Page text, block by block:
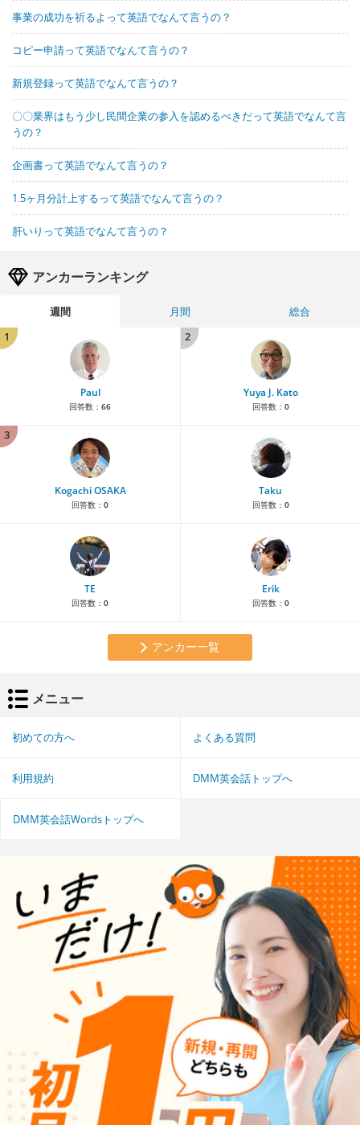
事業の成功を祈るよって英語でなんて言うの？
コピー申請って英語でなんて言うの？
新規登録って英語でなんて言うの？
〇〇業界はもう少し民間企業の参入を認めるべきだって英語でなんて言
うの？
企画書って英語でなんて言うの？
1.5ヶ月分計上するって英語でなんて言うの？
肝いりって英語でなんて言うの？
アンカーランキング
週間 月間
総合
1
Paul
回答数： 66
2
Yuya J. Kato
回答数： 0
3
Kogachi OSAKA
回答数： 0
Taku
回答数： 0
TE
回答数： 0
Erik
回答数： 0
アンカー一覧
メニュー
初めての方へ よくある質問
利用規約 DMM英会話トップへ
DMM英会話Wordsトップへ